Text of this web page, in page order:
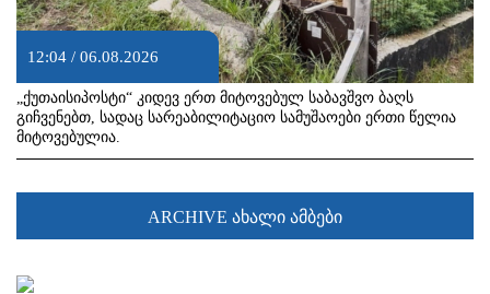
12:04 / 06.08.2026
„ქუთაისიპოსტი“ კიდევ ერთ მიტოვებულ საბავშვო ბაღს
გიჩვენებთ, სადაც სარეაბილიტაციო სამუშაოები ერთი წელია
მიტოვებულია.
ARCHIVE ახალი ამბები